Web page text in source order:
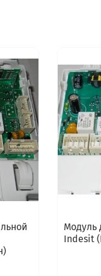
Модуль
Indesit